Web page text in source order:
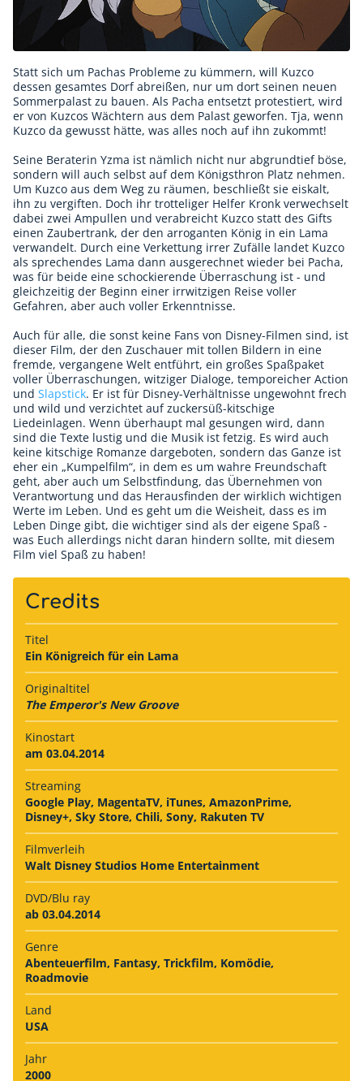
Statt sich um Pachas Probleme zu kümmern, will Kuzco
dessen gesamtes Dorf abreißen, nur um dort seinen neuen
Sommerpalast zu bauen. Als Pacha entsetzt protestiert, wird
er von Kuzcos Wächtern aus dem Palast geworfen. Tja, wenn
Kuzco da gewusst hätte, was alles noch auf ihn zukommt!
Seine Beraterin Yzma ist nämlich nicht nur abgrundtief böse,
sondern will auch selbst auf dem Königsthron Platz nehmen.
Um Kuzco aus dem Weg zu räumen, beschließt sie eiskalt,
ihn zu vergiften. Doch ihr trotteliger Helfer Kronk verwechselt
dabei zwei Ampullen und verabreicht Kuzco statt des Gifts
einen Zaubertrank, der den arroganten König in ein Lama
verwandelt. Durch eine Verkettung irrer Zufälle landet Kuzco
als sprechendes Lama dann ausgerechnet wieder bei Pacha,
was für beide eine schockierende Überraschung ist - und
gleichzeitig der Beginn einer irrwitzigen Reise voller
Gefahren, aber auch voller Erkenntnisse.
Auch für alle, die sonst keine Fans von Disney-Filmen sind, ist
dieser Film, der den Zuschauer mit tollen Bildern in eine
fremde, vergangene Welt entführt, ein großes Spaßpaket
voller Überraschungen, witziger Dialoge, temporeicher Action
und Slapstick. Er ist für Disney-Verhältnisse ungewohnt frech
und wild und verzichtet auf zuckersüß-kitschige
Liedeinlagen. Wenn überhaupt mal gesungen wird, dann
sind die Texte lustig und die Musik ist fetzig. Es wird auch
keine kitschige Romanze dargeboten, sondern das Ganze ist
eher ein „Kumpelfilm“, in dem es um wahre Freundschaft
geht, aber auch um Selbstfindung, das Übernehmen von
Verantwortung und das Herausfinden der wirklich wichtigen
Werte im Leben. Und es geht um die Weisheit, dass es im
Leben Dinge gibt, die wichtiger sind als der eigene Spaß -
was Euch allerdings nicht daran hindern sollte, mit diesem
Film viel Spaß zu haben!
Credits
Titel
Ein Königreich für ein Lama
Originaltitel
The Emperor's New Groove
Kinostart
am 03.04.2014
Streaming
Google Play, MagentaTV, iTunes, AmazonPrime,
Disney+, Sky Store, Chili, Sony, Rakuten TV
Filmverleih
Walt Disney Studios Home Entertainment
DVD/Blu ray
ab 03.04.2014
Genre
Abenteuerfilm, Fantasy, Trickfilm, Komödie,
Roadmovie
Land
USA
Jahr
2000